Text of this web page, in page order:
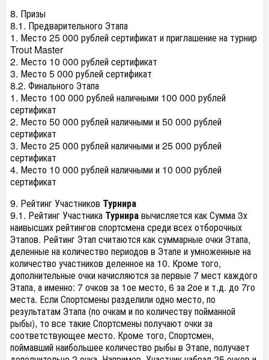
8. Призы
8.1. Предварительного Этапа
1. Место 25 000 рублей сертификат и приглашение на турнир
Trout Master
2. Место 10 000 рублей сертификат
3. Место 5 000 рублей сертификат
8.2. Финального Этапа
1. Место 100 000 рублей наличными 100 000 рублей
сертификат
2. Место 50 000 рублей наличными и 50 000 рублей
сертификат
3. Место 25 000 рублей наличными и 25 000 рублей
сертификат
4. Место 10 000 рублей наличными и 10 000 рублей
сертификат
9. Рейтинг Участников Турнира
9.1. Рейтинг Участника Турниравычисляется как Сумма 3х
наивысших рейтингов спортсмена среди всех отборочных
Этапов. Рейтинг Этап считаются как суммарные очки Этапа,
деленные на количество периодов в Этапе и умноженные на
количество участников деленное на 10. Кроме того,
дополнительные очки начисляются за первые 7 мест каждого
Этапа, а именно: 7 очков за 1ое место, 6 за 2ое и т.д. до 7го
места. Если Спортсмены разделили одно место, по
результатам Этапа (по очкам и по количеству пойманной
рыбы), то все такие Спортсмены получают очки за
соответствующее место. Кроме того, Спортсмен,
поймавший наибольшее количество рыбы в Этапе, получает